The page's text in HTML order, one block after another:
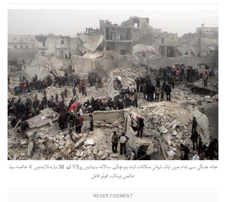
خانہ جنگی سے شام میں ایک تہائی مکانات تباہ ہو چکے، سالانہ بنیادوں پر5 لاکھ 30 ہزارملازمتوں کا خاتمہ ہوا،
عالمی بینک۔ فوٹو: فائل